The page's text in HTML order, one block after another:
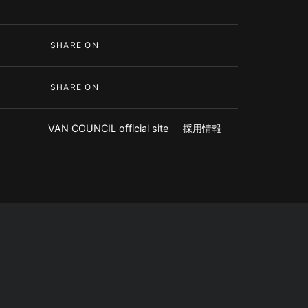
SHARE ON
SHARE ON
VAN COUNCIL official site 採用情報